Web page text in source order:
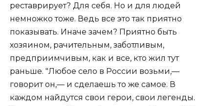
реставрирует? Для себя. Но и для людей
немножко тоже. Ведь все это так приятно
показывать. Иначе зачем? Приятно быть
хозяином, рачительным, заботливым,
предприимчивым, как и все, кто жил тут
раньше. "Любое село в России возьми,—
говорит он,— и сделаешь то же самое. В
каждом найдутся свои герои, свои легенды.